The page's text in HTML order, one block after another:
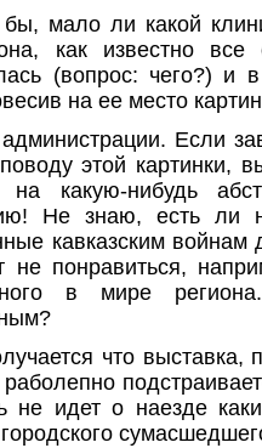
бы, мало ли какой
как известно
(вопрос: чего?)
на ее место
Если
этой картинки,
на какую-нибудь
Не знаю, есть ли
кавказским войнам
не понравиться,
в мире
что выставка,
раболепно
не идет о наезде
городского